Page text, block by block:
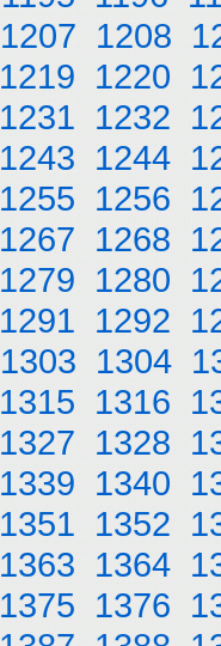
1207 1208
1219 1220
1231 1232
1243 1244
1255 1256
1267 1268
1279 1280
1291 1292
1303 1304
1315 1316
1327 1328
1339 1340
1351 1352
1363 1364
1375 1376